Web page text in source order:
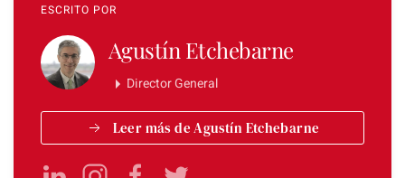
ESCRITO POR
Agustín Etchebarne
Director General
Leer más de Agustín Etchebarne